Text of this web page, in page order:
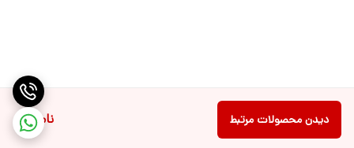
ناموجود دیدن محصولات مرتبط